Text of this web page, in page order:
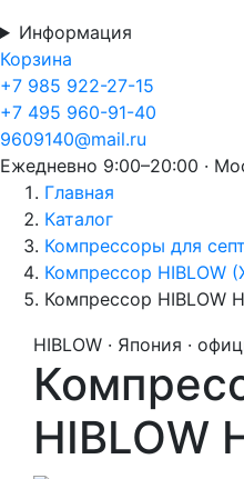
Информация
Корзина
+7 985 922-27-15
+7 495 960-91-40
9609140@mail.ru
Ежедневно 9:00–20:00 ·
Главная
Каталог
Компрессоры для
Компрессор HIBLOW
Компрессор HIBLOW
HIBLOW · Япония ·
HIBLOW